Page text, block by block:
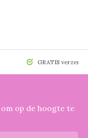
GRATIS
op de hoogte te